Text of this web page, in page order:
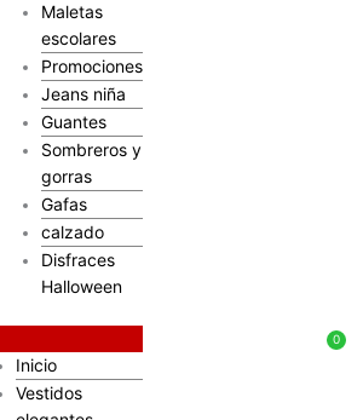
Maletas
escolares
Promociones
Jeans niña
Guantes
Sombreros y
gorras
Gafas
calzado
Disfraces
Halloween
Inicio
Vestidos
0